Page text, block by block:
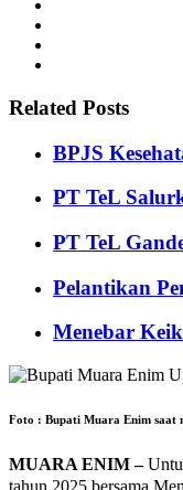
Related Posts
BPJS
PT TeL
PT TeL
Pelantikan
Menebar
Foto : Bupati Muara Enim saat
MUARA ENIM –
tahun 2025 bersama